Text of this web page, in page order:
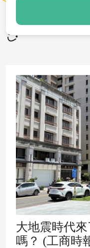
大地震時代
嗎？ (工商時